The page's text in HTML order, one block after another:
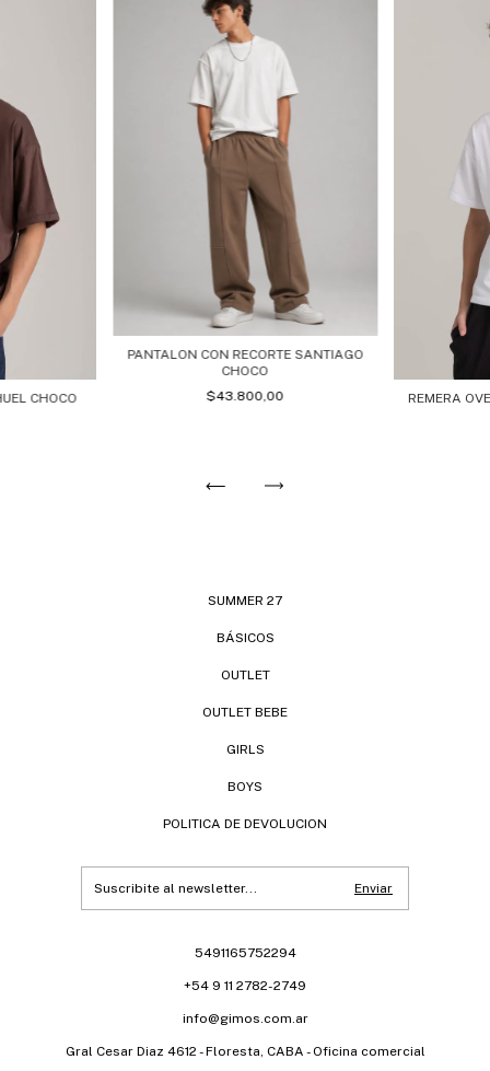
CHOCO
PANTALON CON RECORTE SANTIAGO
CHOCO
$43.800,00
REMERA
SUMMER 27
BÁSICOS
OUTLET
OUTLET BEBE
GIRLS
BOYS
POLITICA DE DEVOLUCION
5491165752294
+54 9 11 2782-2749
info@gimos.com.ar
Gral Cesar Diaz 4612 - Floresta, CABA - Oficina comercial